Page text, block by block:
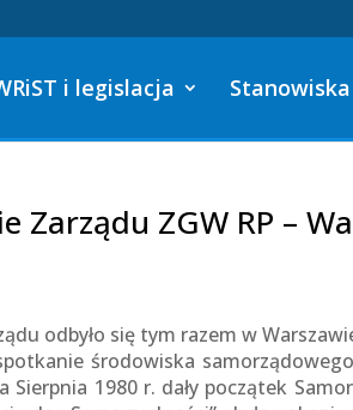
i legislacja
Zarządu ZGW RP –
odbyło się tym razem w
środowiska
Sierpnia 1980 r. dały początek